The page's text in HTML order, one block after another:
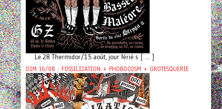
Le 28 Thermidor/15 août, jour férié s [ ... ]
DIM 16/08 : FOSSILIZATION + PHOBOCOSM + GROTESQUERIE